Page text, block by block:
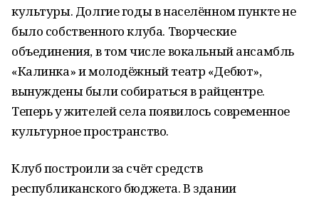
культуры. Долгие годы в населённом пункте не
было собственного клуба. Творческие
объединения, в том числе вокальный ансамбль
«Калинка» и молодёжный театр «Дебют»,
вынуждены были собираться в райцентре.
Теперь у жителей села появилось современное
культурное пространство.
Клуб построили за счёт средств
республиканского бюджета. В здании